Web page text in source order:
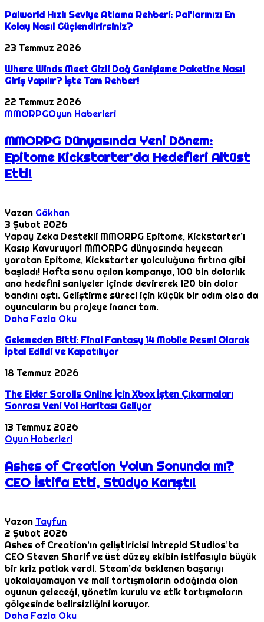
Palworld Hızlı Seviye Atlama Rehberi: Pal'larınızı En
Kolay Nasıl Güçlendirirsiniz?
23 Temmuz 2026
Where Winds Meet Gizli Dağ Genişleme Paketine Nasıl
Giriş Yapılır? İşte Tam Rehber!
22 Temmuz 2026
MMORPGOyun Haberleri
MMORPG Dünyasında Yeni Dönem:
Epitome Kickstarter’da Hedefleri Altüst
Etti!
Yazan Gökhan
3 Şubat 2026
Yapay Zeka Destekli MMORPG Epitome, Kickstarter’ı
Kasıp Kavuruyor! MMORPG dünyasında heyecan
yaratan Epitome, Kickstarter yolculuğuna fırtına gibi
başladı! Hafta sonu açılan kampanya, 100 bin dolarlık
ana hedefini saniyeler içinde devirerek 120 bin dolar
bandını aştı. Geliştirme süreci için küçük bir adım olsa da
oyuncuların bu projeye inancı tam.
Daha Fazla Oku
Gelemeden Bitti: Final Fantasy 14 Mobile Resmi Olarak
İptal Edildi ve Kapatılıyor
18 Temmuz 2026
The Elder Scrolls Online İçin Xbox İşten Çıkarmaları
Sonrası Yeni Yol Haritası Geliyor
13 Temmuz 2026
Oyun Haberleri
Ashes of Creation Yolun Sonunda mı?
CEO İstifa Etti, Stüdyo Karıştı!
Yazan Tayfun
2 Şubat 2026
Ashes of Creation’ın geliştiricisi Intrepid Studios’ta
CEO Steven Sharif ve üst düzey ekibin istifasıyla büyük
bir kriz patlak verdi. Steam’de beklenen başarıyı
yakalayamayan ve mali tartışmaların odağında olan
oyunun geleceği, yönetim kurulu ve etik tartışmaların
gölgesinde belirsizliğini koruyor.
Daha Fazla Oku